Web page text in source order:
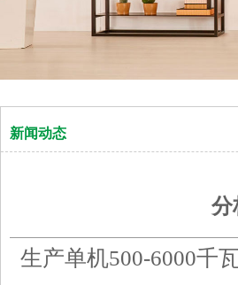
新闻动态
分
生产单机500-6000千